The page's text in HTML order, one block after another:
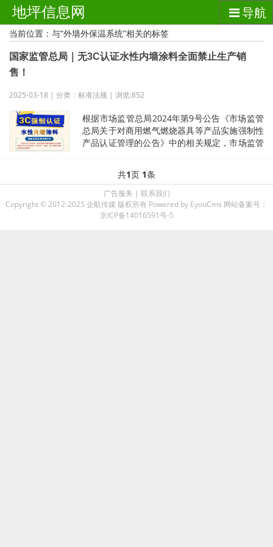
地坪信息网 导航
当前位置：与“外墙外保温系统”相关的标签
国家监管总局｜无3C认证水性内墙涂料全面禁止生产销
售！
2025-03-18 | 分类：标准法规 | 浏览:852
根据市场监管总局2024年第9号公告《市场监管
总局关于对商用燃气燃烧器具等产品实施强制性
产品认证管理的公告》中的相关规定，市场监管
共1页 1条
广告服务 | 联系我们
Copyright © 2012-2025 企航传媒 版权所有 Powered by EyouCms 网站备案号：
京ICP备14016591号-5